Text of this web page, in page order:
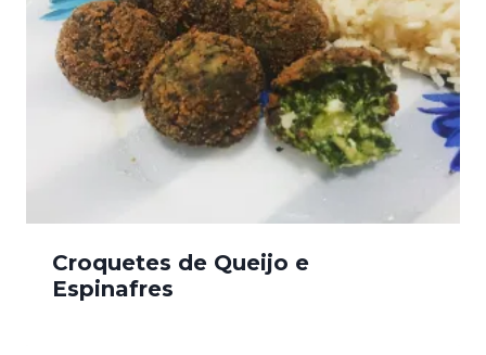
Croquetes de Queijo e
Espinafres